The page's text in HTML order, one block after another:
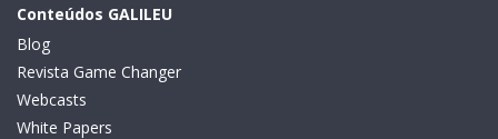
Conteúdos GALILEU
Blog
Revista Game Changer
Webcasts
White Papers